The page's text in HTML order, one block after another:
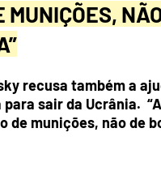
MUNIÇÕES,
recusa também a
sair da Ucrânia.
de munições, não de